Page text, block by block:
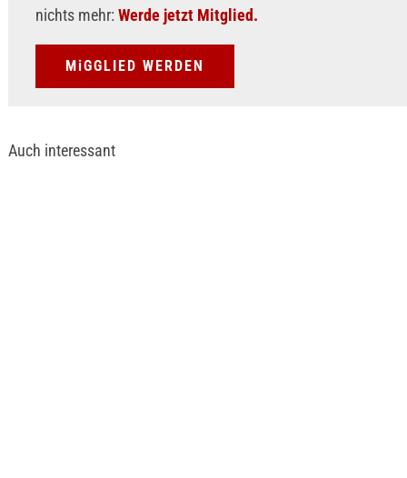
nichts mehr: Werde jetzt Mitglied.
MiGGLIED WERDEN
Auch interessant